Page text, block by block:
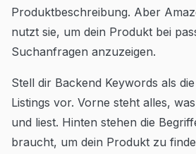
Produktbeschreibung. Aber
nutzt sie, um dein Produkt bei
Suchanfragen anzuzeigen.
Stell dir Backend Keywords als
Listings vor. Vorne steht alles,
und liest. Hinten stehen die
braucht, um dein Produkt zu